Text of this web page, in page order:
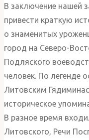
В заключение нашей
привести краткую
о знаменитых
город на Северо-
Подляского
человек. По легенде
Литовским
историческое
В разное время
Литовского, Речи